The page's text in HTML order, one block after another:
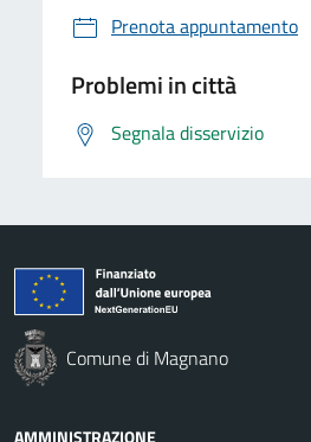
Prenota appuntamento
Problemi in città
Segnala disservizio
Comune di Magnano
AMMINISTRAZIONE